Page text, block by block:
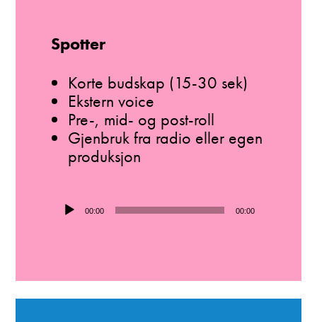
Spotter
Korte budskap (15-30 sek)
Ekstern voice
Pre-, mid- og post-roll
Gjenbruk fra radio eller egen
produksjon
00:00 00:00